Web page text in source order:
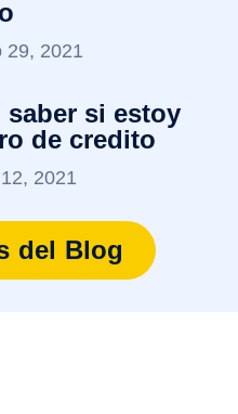
29, 2021
saber si estoy
de credito
2021
del Blog